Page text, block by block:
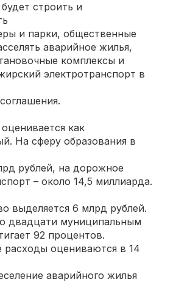
строить и
и парки, общественные
аварийное жилья,
комплексы и
электротранспорт в
как
На сферу образования в
рублей, на дорожное
– около 14,5 миллиарда.
выделяется 6 млрд рублей.
двадцати муниципальным
92 процентов.
оцениваются в 14
аварийного жилья